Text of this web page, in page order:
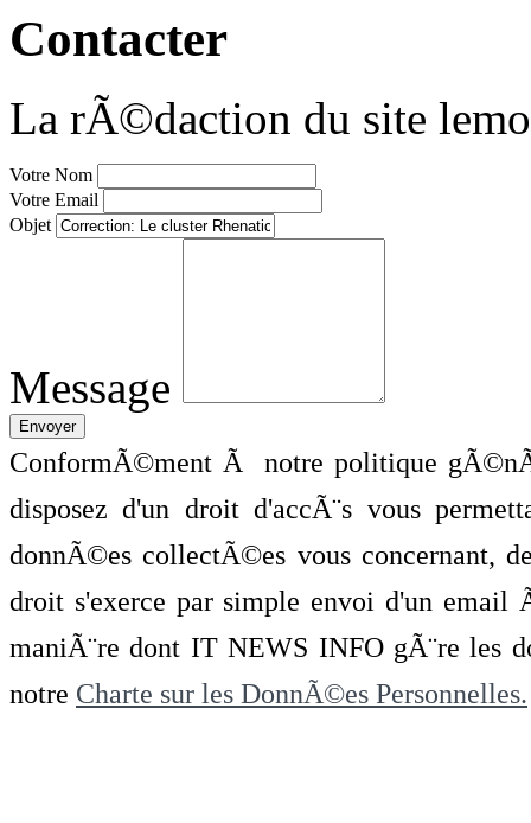
Contacter
La rÃ©daction du site
Votre Nom
Votre Email
Objet
Message
ConformÃ©ment Ã notre politique
disposez d'un droit d'accÃ¨s vous
donnÃ©es collectÃ©es vous concernant,
droit s'exerce par simple envoi d'un
maniÃ¨re dont IT NEWS INFO gÃ¨re les
notre Charte sur les DonnÃ©es Personnelles.